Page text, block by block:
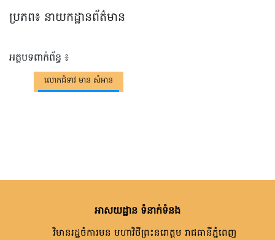
ប្រភព៖ នាយកដ្ឋានព័ត៌មាន
អត្ថបទពាក់ព័ន្ធ ៖
លោកជំទាវ មាន សំអាន
អាសយដ្ឋាន ទំនាក់ទំនង
វិមានរដ្ឋចំការមន មហាវិថីព្រះនរោត្តម រាជធានីភ្នំពេញ